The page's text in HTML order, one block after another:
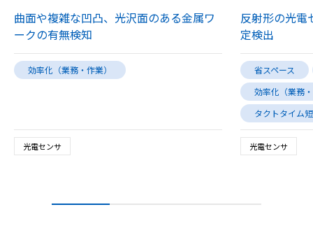
曲面や複雑な凹凸、光沢面のある金属ワ
ークの有無検知
効率化（業務・作業）
光電センサ
反射形の光電
定検出
省スペース
効率化（業務
タクトタイム
光電センサ